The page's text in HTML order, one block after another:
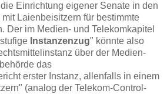
Einrichtung eigener Senate in den
Laienbeisitzern für bestimmte
Der im Medien- und Telekomkapitel
Instanzenzug" könnte also
über der Medien-
das
erster Instanz, allenfalls in einem
(analog der Telekom-Control-